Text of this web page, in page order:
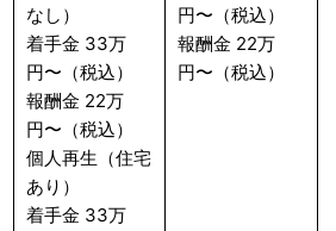
なし）
着手金 33万
円〜（税込）
報酬金 22万
円〜（税込）
個人再生（住宅
あり）
着手金 33万
円〜（税込）
報酬金 22万
円〜（税込）